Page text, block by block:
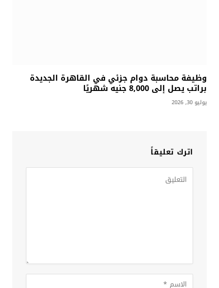
وظيفة محاسبة دوام جزئي في القاهرة الجديدة
براتب يصل إلى 8,000 جنيه شهريًا
يوليو 30, 2026
اترك تعليقاً